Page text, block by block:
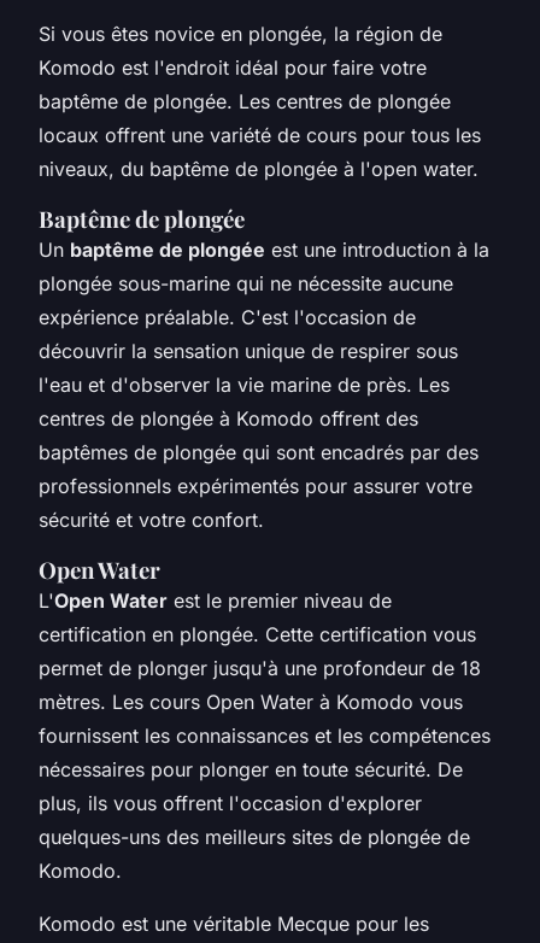
Si vous êtes novice en plongée, la région de
Komodo est l'endroit idéal pour faire votre
baptême de plongée. Les centres de plongée
locaux offrent une variété de cours pour tous les
niveaux, du baptême de plongée à l'open water.
Baptême de plongée
Un baptême de plongée est une introduction à la
plongée sous-marine qui ne nécessite aucune
expérience préalable. C'est l'occasion de
découvrir la sensation unique de respirer sous
l'eau et d'observer la vie marine de près. Les
centres de plongée à Komodo offrent des
baptêmes de plongée qui sont encadrés par des
professionnels expérimentés pour assurer votre
sécurité et votre confort.
Open Water
L'Open Water est le premier niveau de
certification en plongée. Cette certification vous
permet de plonger jusqu'à une profondeur de 18
mètres. Les cours Open Water à Komodo vous
fournissent les connaissances et les compétences
nécessaires pour plonger en toute sécurité. De
plus, ils vous offrent l'occasion d'explorer
quelques-uns des meilleurs sites de plongée de
Komodo.
Komodo est une véritable Mecque pour les